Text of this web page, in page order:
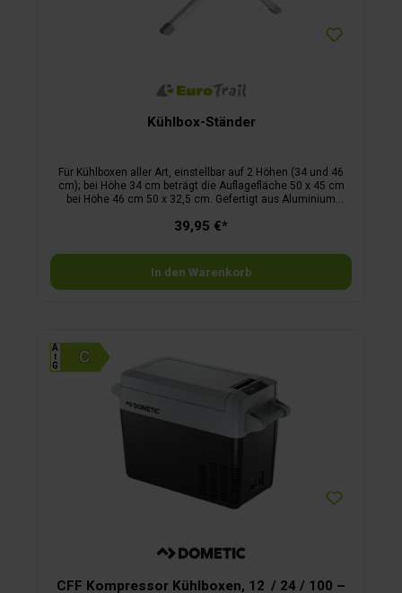
Kühlbox-Ständer
Für Kühlboxen aller Art, einstellbar auf 2 Höhen (34 und 46
cm); bei Höhe 34 cm beträgt die Auflagefläche 50 x 45 cm
bei Höhe 46 cm 50 x 32,5 cm. Gefertigt aus Aluminium
Trägerholme verhindern Beschädigungen an der Kühlbox.
gewährleistet. Lieferung erfolgt inklusive einer praktischen
Aufbewahrungstasche.
39,95 €*
In den Warenkorb
A
⭡
G
CFF Kompressor Kühlboxen, 12 / 24 / 100 –